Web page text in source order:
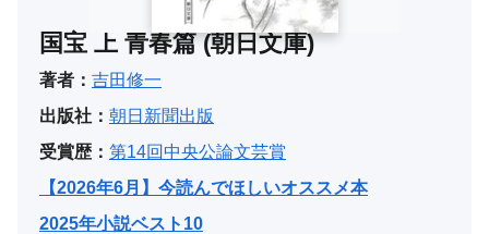
国宝 上 青春篇 (朝日文庫)
著者： 吉田修一
出版社： 朝日新聞出版
受賞歴： 第14回中央公論文芸賞
【2026年6月】今読んでほしいオススメ本
2025年小説ベスト10